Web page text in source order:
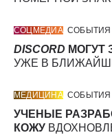
СОЦМЕДИА СОБЫТИЯ
DISCORD МОГУТ
УЖЕ В
МЕДИЦИНА СОБЫТИЯ
УЧЕНЫЕ
КОЖУ